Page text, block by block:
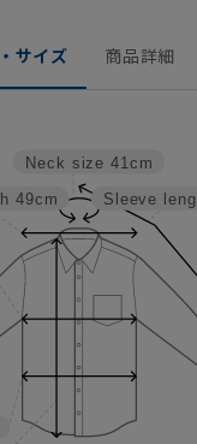
サイズ 商品詳細
Sleeve
Neck size 41cm
49cm